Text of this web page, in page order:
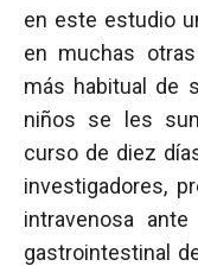
en este estudio
en muchas
más habitual de
niños se les
curso de diez
investigadores,
intravenosa
gastrointestinal